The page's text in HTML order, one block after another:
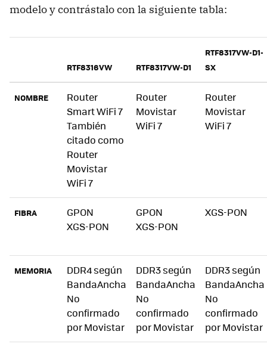
modelo y contrástalo con la siguiente tabla:
RTF8316VW RTF8317VW-D1
RTF8317VW-D1-
SX
NOMBRE
Router
Smart WiFi 7
También
citado como
Router
Movistar
WiFi 7
Router
Movistar
WiFi 7
Router
Movistar
WiFi 7
FIBRA
GPON
XGS-PON
GPON
XGS-PON
XGS-PON
MEMORIA
DDR4 según
BandaAncha
No
confirmado
por Movistar
DDR3 según
BandaAncha
No
confirmado
por Movistar
DDR3 según
BandaAncha
No
confirmado
por Movistar